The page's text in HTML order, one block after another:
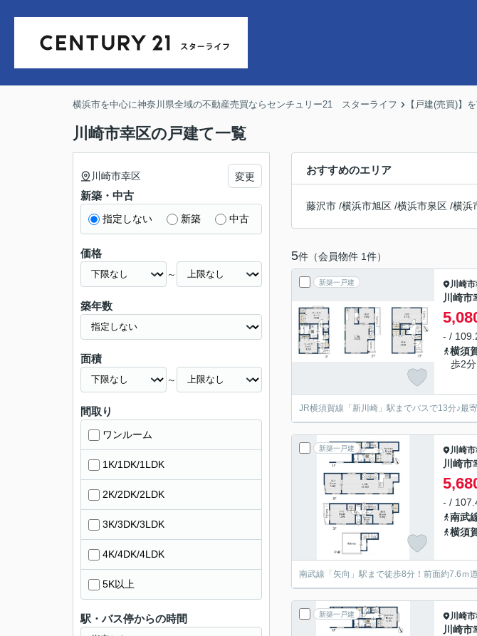
横浜市を中心に神奈川県全域の不動産売買ならセンチュリー21 スターライフ 【戸建(売買)】
川崎市幸区の戸建て一覧
おすすめのエリア
藤沢市 /横浜市旭区 /横浜市泉区 /横浜
5件（会員物件 1件）
新築一戸建 川崎
川崎市
- /
横須
歩2分
JR横須賀線「新川崎」駅までバスで13分♪最
新築一戸建 川崎
川崎市
- /
南武
横須
南武線「矢向」駅まで徒歩8分！前面約7.6ｍ
新築一戸建 川崎
川崎市
川崎市幸区 変更
新築・中古
指定しない 新築 中古
価格
～
築年数
面積
～
間取り
ワンルーム
1K/1DK/1LDK
2K/2DK/2LDK
3K/3DK/3LDK
4K/4DK/4LDK
5K以上
駅・バス停からの時間